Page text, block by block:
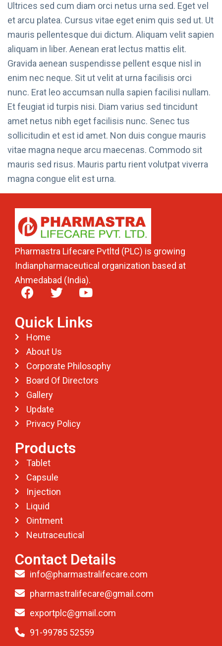
Ultrices sed cum diam orci netus urna sed. Eget vel
et arcu platea. Cursus vitae eget enim quis sed ut. Ut
mauris pellentesque dui dictum. Aliquam velit sapien
aliquam in liber. Aenean erat lectus mattis elit.
Gravida aenean suspendisse pellent esque nisl in
enim nec neque. Sit ut velit at urna facilisis orci
nunc. Erat leo accumsan nulla sapien facilisi nullam.
Et feugiat id turpis nisi. Diam varius sed tincidunt
amet netus nibh eget facilisis nunc. Senec tus
sollicitudin et est id amet. Non duis congue mauris
vitae magna neque arcu maecenas. Commodo sit
mauris sed risus. Mauris partu rient volutpat viverra
magna congue elit est urna.
Pharmastra Lifecare Pvtltd (PLC) is growing
Indianpharmaceutical organization based at
Ahmedabad (India).
Quick Links
Home
About Us
Corporate Philosophy
Board Of Directors
Gallery
Update
Privacy Policy
Products
Tablet
Capsule
Injection
Liquid
Ointment
Neutraceutical
Contact Details
info@pharmastralifecare.com
pharmastralifecare@gmail.com
exportplc@gmail.com
91-99785 52559